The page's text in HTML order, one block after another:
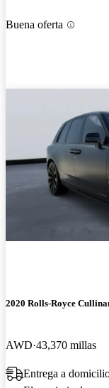
Buena oferta
2020 Rolls-Royce
AWD 43,370 millas
Entrega a